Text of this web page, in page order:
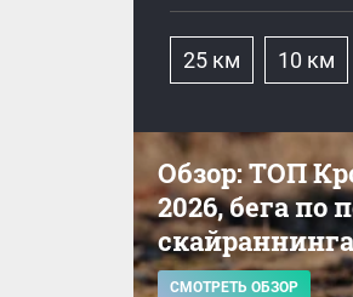
25 км 10 км
Обзор: ТОП
2026, бега по
СМОТРЕТЬ ОБЗОР